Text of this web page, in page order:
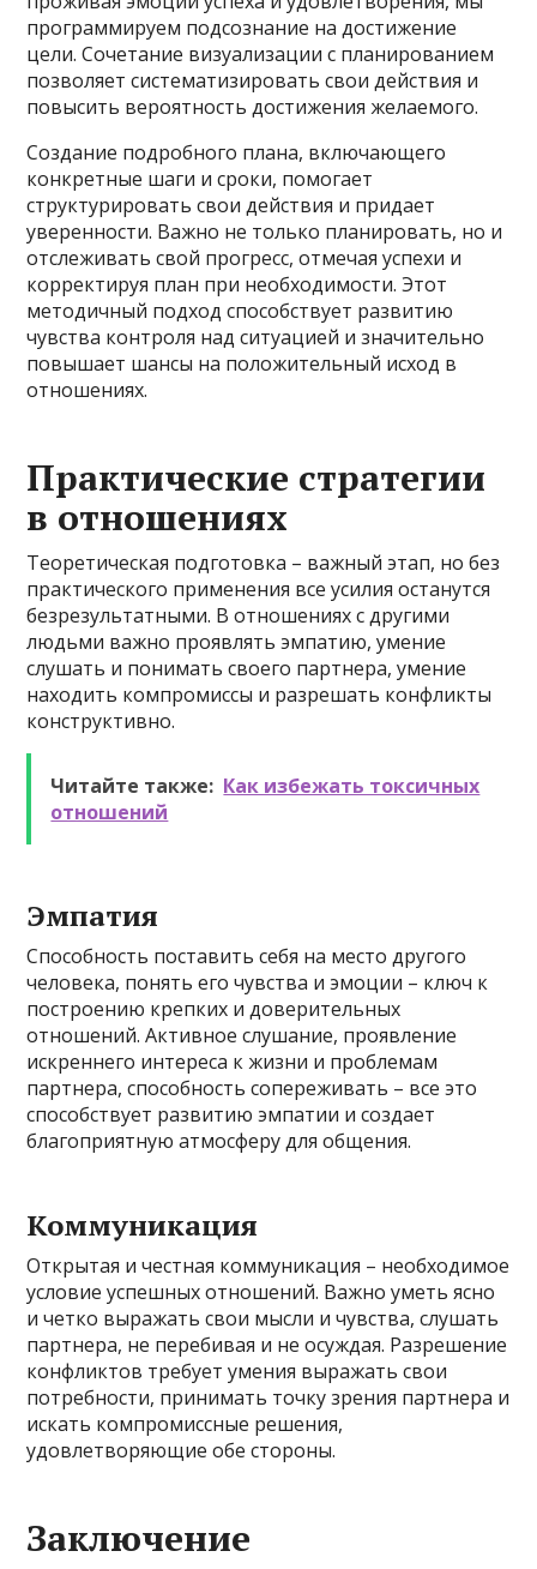
программируем подсознание на достижение
цели. Сочетание визуализации с планированием
позволяет систематизировать свои действия и
повысить вероятность достижения желаемого.
Создание подробного плана, включающего
конкретные шаги и сроки, помогает
структурировать свои действия и придает
уверенности. Важно не только планировать, но и
отслеживать свой прогресс, отмечая успехи и
корректируя план при необходимости. Этот
методичный подход способствует развитию
чувства контроля над ситуацией и значительно
повышает шансы на положительный исход в
отношениях.
Практические стратегии
в отношениях
Теоретическая подготовка – важный этап, но без
практического применения все усилия останутся
безрезультатными. В отношениях с другими
людьми важно проявлять эмпатию, умение
слушать и понимать своего партнера, умение
находить компромиссы и разрешать конфликты
конструктивно.
Читайте также: Как избежать токсичных
отношений
Эмпатия
Способность поставить себя на место другого
человека, понять его чувства и эмоции – ключ к
построению крепких и доверительных
отношений. Активное слушание, проявление
искреннего интереса к жизни и проблемам
партнера, способность сопереживать – все это
способствует развитию эмпатии и создает
благоприятную атмосферу для общения.
Коммуникация
Открытая и честная коммуникация – необходимое
условие успешных отношений. Важно уметь ясно
и четко выражать свои мысли и чувства, слушать
партнера, не перебивая и не осуждая. Разрешение
конфликтов требует умения выражать свои
потребности, принимать точку зрения партнера и
искать компромиссные решения,
удовлетворяющие обе стороны.
Заключение